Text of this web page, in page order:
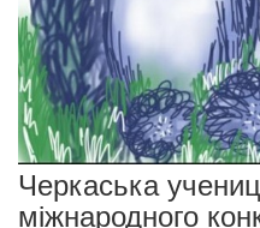
Черкаська
міжнародного